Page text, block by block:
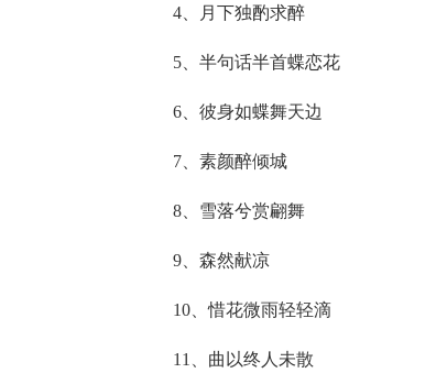
4、月下独酌求醉
5、半句话半首蝶恋花
6、彼身如蝶舞天边
7、素颜醉倾城
8、雪落兮赏翩舞
9、森然献凉
10、惜花微雨轻轻滴
11、曲以终人未散